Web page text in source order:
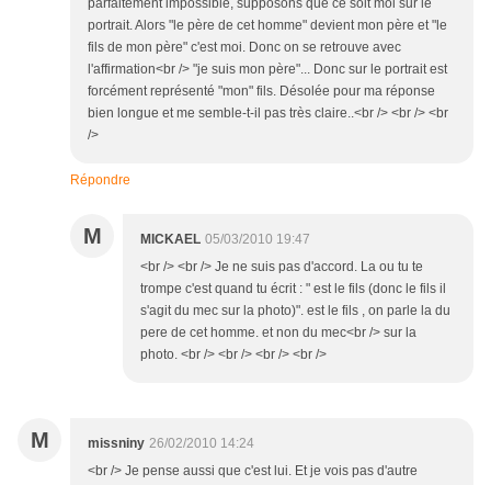
parfaitement impossible, supposons que ce soit moi sur le
portrait. Alors "le père de cet homme" devient mon père et "le
fils de mon père" c'est moi. Donc on se retrouve avec
l'affirmation<br /> "je suis mon père"... Donc sur le portrait est
forcément représenté "mon" fils. Désolée pour ma réponse
bien longue et me semble-t-il pas très claire..<br /> <br /> <br
/>
Répondre
M MICKAEL 05/03/2010 19:47
<br /> <br /> Je ne suis pas d'accord. La ou tu te
trompe c'est quand tu écrit : " est le fils (donc le fils il
s'agit du mec sur la photo)". est le fils , on parle la du
pere de cet homme. et non du mec<br /> sur la
photo. <br /> <br /> <br /> <br />
M missniny 26/02/2010 14:24
<br /> Je pense aussi que c'est lui. Et je vois pas d'autre